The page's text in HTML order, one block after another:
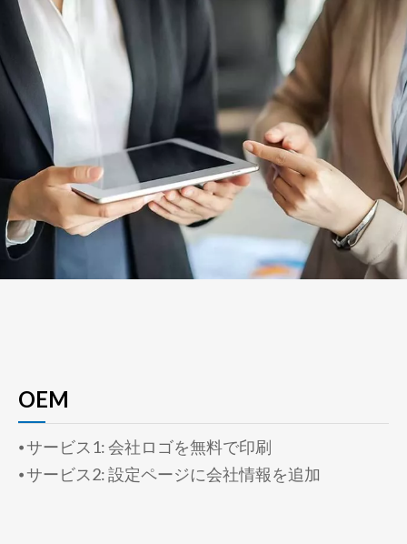
OEM
⦁ サービス1: 会社ロゴを無料で印刷
⦁ サービス2: 設定ページに会社情報を追加